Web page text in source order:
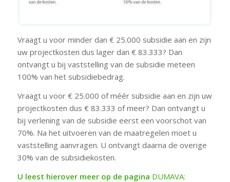
Vraagt u voor minder dan € 25.000 subsidie aan en zijn
uw projectkosten dus lager dan € 83.333? Dan
ontvangt u bij vaststelling van de subsidie meteen
100% van het subsidiebedrag.
Vraagt u voor € 25.000 of méér subsidie aan en zijn uw
projectkosten dus € 83.333 of meer? Dan ontvangt u
bij verlening van de subsidie eerst een voorschot van
70%. Na het uitvoeren van de maatregelen moet u
vaststelling aanvragen. U ontvangt daarna de overige
30% van de subsidiekosten.
U leest hierover meer op de pagina DUMAVA: